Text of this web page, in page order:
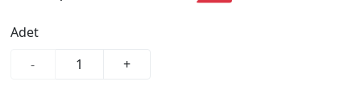
Adet
-
+